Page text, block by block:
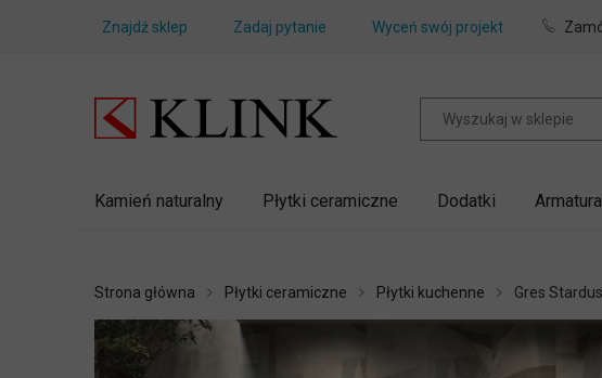
Znajdź sklep Zadaj pytanie Wyceń swój projekt
Kamień naturalny Płytki ceramiczne Dodatki Armatura
Strona główna Płytki ceramiczne Płytki kuchenne Gres